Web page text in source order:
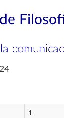
1